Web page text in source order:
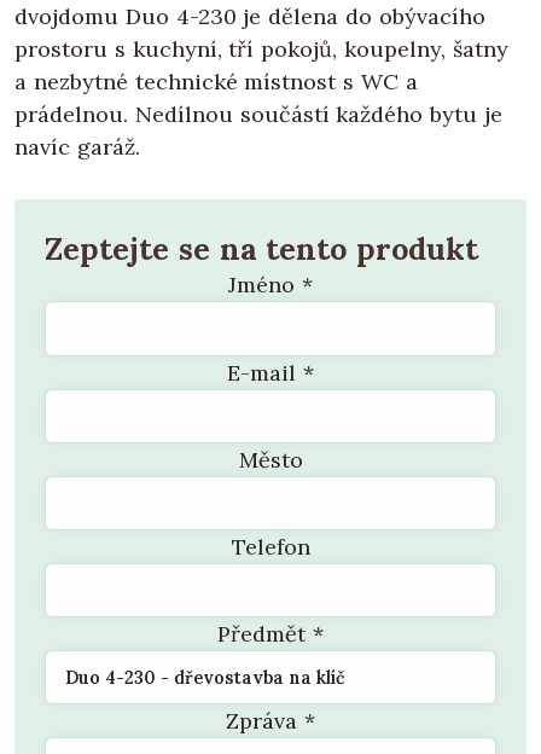
dvojdomu Duo 4-230 je dělena do obývacího
prostoru s kuchyní, tří pokojů, koupelny, šatny
a nezbytné technické místnost s WC a
prádelnou. Nedílnou součástí každého bytu je
navíc garáž.
Zeptejte se na tento produkt
Jméno *
E-mail *
Město
Telefon
Předmět*
Zpráva *